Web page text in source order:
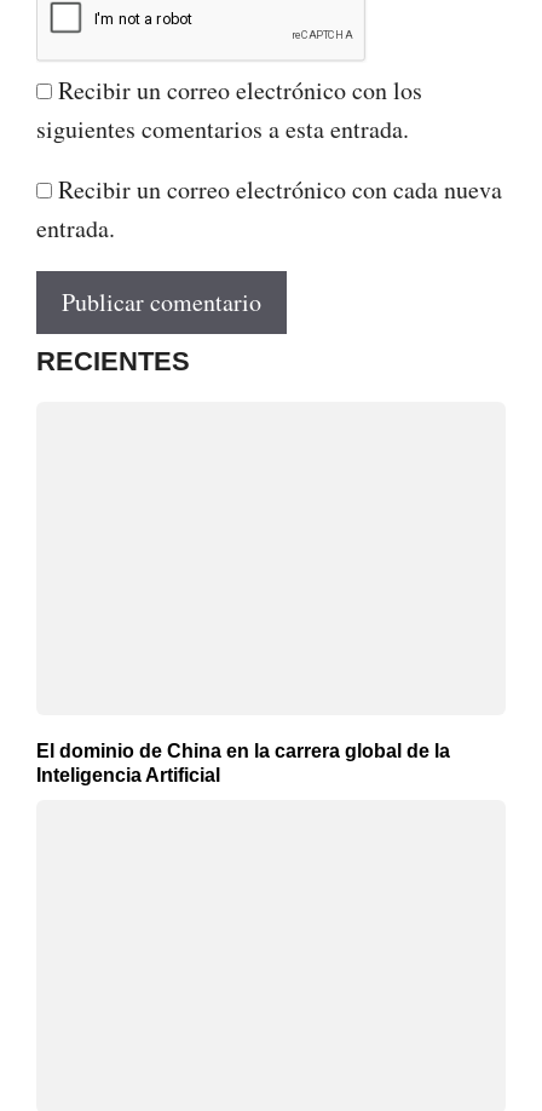
Recibir un correo electrónico con los
siguientes comentarios a esta entrada.
Recibir un correo electrónico con cada nueva
entrada.
RECIENTES
El dominio de China en la carrera global de la
Inteligencia Artificial